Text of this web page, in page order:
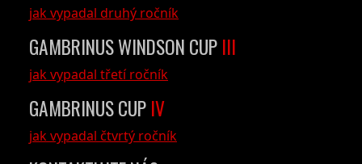
jak vypadal druhý ročník
GAMBRINUS WINDSON CUP III
jak vypadal třetí ročník
GAMBRINUS CUP IV
jak vypadal čtvrtý ročník